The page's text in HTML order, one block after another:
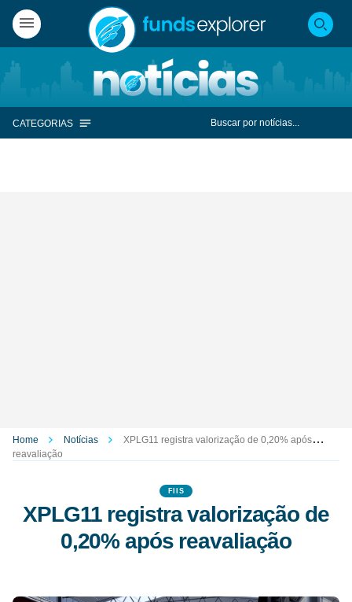
CATEGORIAS
Home Notícias
XPLG11 registra valorização de 0,20% após
reavaliação
FIIS
XPLG11 registra valorização de
0,20% após reavaliação